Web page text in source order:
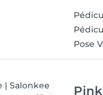
Pose